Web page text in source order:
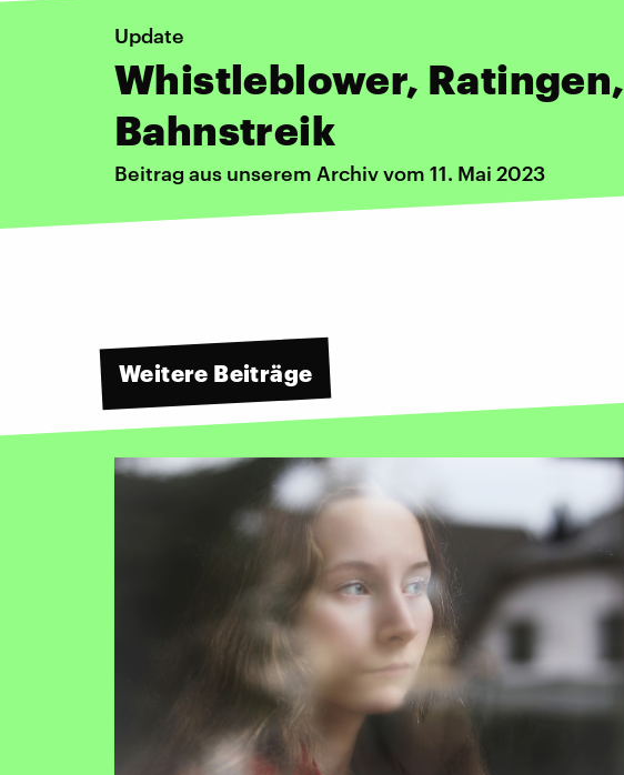
Update
Whistleblower, Ratingen,
Bahnstreik
Beitrag aus unserem Archiv vom 11. Mai 2023
Weitere Beiträge